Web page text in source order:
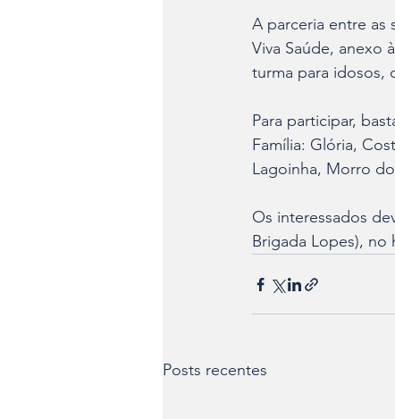
A parceria entre as
Viva Saúde, anexo
turma para idosos,
Para participar,
Família: Glória,
Lagoinha, Morro
Os interessados
Brigada Lopes), no
Posts recentes